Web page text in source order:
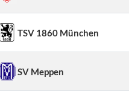
TSV 1860 München
SV Meppen